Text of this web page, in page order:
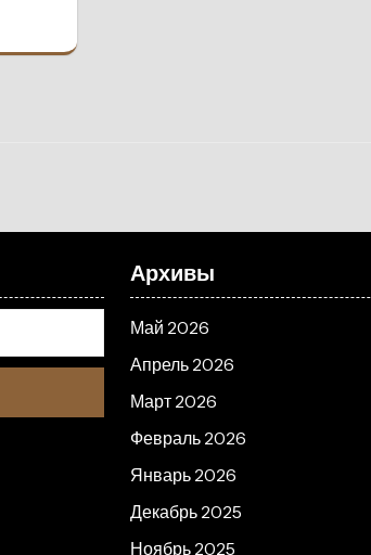
Архивы
Май 2026
Апрель 2026
Март 2026
Февраль 2026
Январь 2026
Декабрь 2025
Ноябрь 2025